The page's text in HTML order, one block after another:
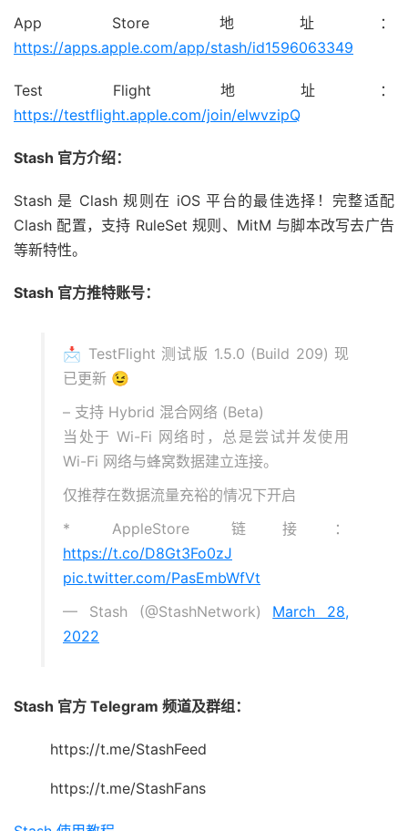
App Store 地址：
https://apps.apple.com/app/stash/id1596063349
Test Flight 地址：
https://testflight.apple.com/join/elwvzipQ
Stash 官方介绍：
Stash 是 Clash 规则在 iOS 平台的最佳选择！完整适配
Clash 配置，支持 RuleSet 规则、MitM 与脚本改写去广告
等新特性。
Stash 官方推特账号：
📩 TestFlight 测试版 1.5.0 (Build 209) 现
已更新 😉
– 支持 Hybrid 混合网络 (Beta)
当处于 Wi-Fi 网络时，总是尝试并发使用
Wi-Fi 网络与蜂窝数据建立连接。
仅推荐在数据流量充裕的情况下开启
* AppleStore 链接：
https://t.co/D8Gt3Fo0zJ
pic.twitter.com/PasEmbWfVt
— Stash (@StashNetwork) March 28,
2022
Stash 官方 Telegram 频道及群组：
https://t.me/StashFeed
https://t.me/StashFans